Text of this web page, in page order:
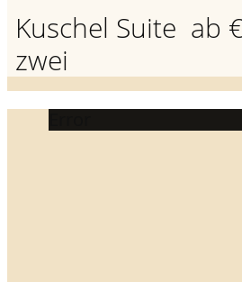
Kuschel Suite ab
zwei